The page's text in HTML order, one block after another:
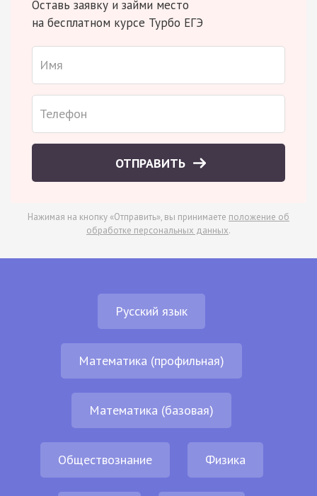
Оставь заявку и займи место
на бесплатном курсе Турбо ЕГЭ
ОТПРАВИТЬ
Нажимая на кнопку «Отправить», вы принимаете положение об
обработке персональных данных.
Русский язык
Математика (профильная)
Математика (базовая)
Обществознание Физика